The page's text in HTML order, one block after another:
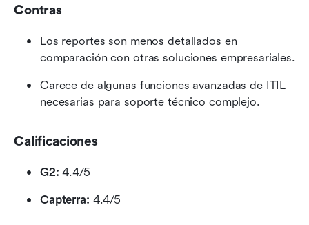
Contras
Los reportes son menos detallados en
comparación con otras soluciones empresariales.
Carece de algunas funciones avanzadas de ITIL
necesarias para soporte técnico complejo.
Calificaciones
G2: 4.4/5
Capterra: 4.4/5